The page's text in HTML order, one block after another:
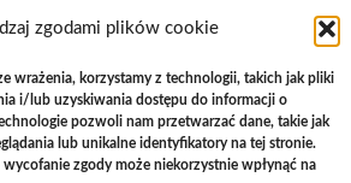
zgodami plików cookie
wrażenia, korzystamy z technologii, takich jak pliki
i/lub uzyskiwania dostępu do informacji o
pozwoli nam przetwarzać dane, takie jak
lub unikalne identyfikatory na tej stronie.
zgody może niekorzystnie wpłynąć na
PayU Cash